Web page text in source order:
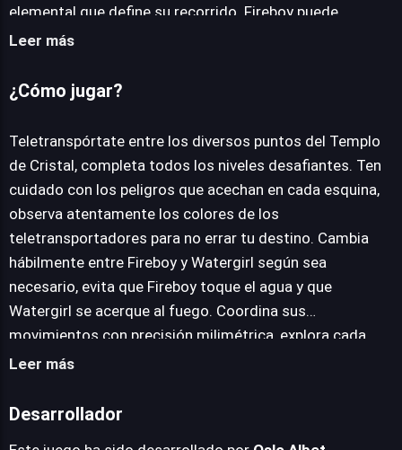
elemental que define su recorrido. Fireboy puede
transitar por la lava sin problema, pero el agua le es letal,
representa un peligro insuperable. El diseño de niveles es
teletransportadores, cuya correcta utilización exige una
aguda observación de los colores para dominar su
funcionalidad. Cada pantalla presenta una serie de
obstáculos y peligros que requieren no solo precisión en
el movimiento, sino también un pensamiento
estratégico para alternar entre los personajes y activar
los mecanismos adecuados. La dificultad se eleva
progresivamente, asegurando una experiencia
desafiante que pondrá a prueba la lógica y la destreza
Leer más
¿Cómo jugar?
Teletranspórtate entre los diversos puntos del Templo
de Cristal, completa todos los niveles desafiantes. Ten
cuidado con los peligros que acechan en cada esquina,
observa atentamente los colores de los
teletransportadores para no errar tu destino. Cambia
hábilmente entre Fireboy y Watergirl según sea
necesario, evita que Fireboy toque el agua y que
Watergirl se acerque al fuego. Coordina sus
movimientos con precisión milimétrica, explora cada
rincón para descubrir la ruta óptima.
Leer más
Desarrollador